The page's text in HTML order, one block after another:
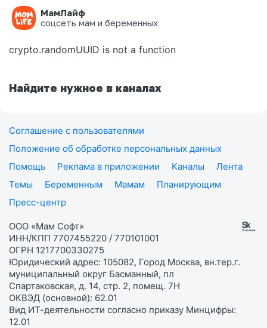
МамЛайф
соцсеть мам и беременных
Ошибка на странице
crypto.randomUUID is not a function
Найдите нужное в каналах
Соглашение с пользователями
Положение об обработке персональных данных
Помощь
Реклама в приложении Каналы
Лента
Темы
Беременным Мамам
Планирующим
Пресс-центр
ООО «Мам Софт»
ИНН/КПП 7707455220 / 770101001
ОГРН 1217700330275
Юридический адрес: 105082, Город Москва, вн.тер.г.
муниципальный округ Басманный, пл
Спартаковская, д. 14, стр. 2, помещ. 7Н
ОКВЭД (основной): 62.01
Вид ИТ-деятельности согласно приказу Минцифры:
12.01